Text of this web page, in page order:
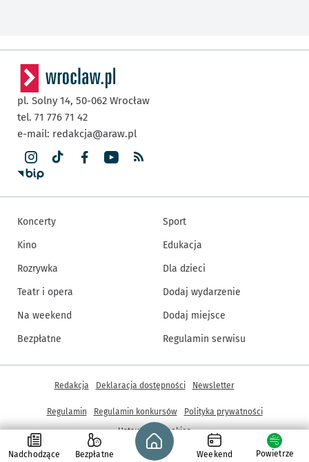
Nadchodzące Bezpłatne
Strona główna - wroclaw.pl
Weekend Powietrze
pl. Solny 14, 50-062 Wrocław
tel. 71 776 71 42
e-mail: redakcja@araw.pl
Koncerty
Kino
Rozrywka
Teatr i opera
Na weekend
Bezpłatne
Sport
Edukacja
Dla dzieci
Dodaj wydarzenie
Dodaj miejsce
Regulamin serwisu
© Copyright 2005-2026, ARAW S.A., Gmina Wrocław
Inne informacje
Redakcja Deklaracja dostępności Newsletter
Regulamin Regulamin konkursów
Polityka prywatności
Ustawienia cookies